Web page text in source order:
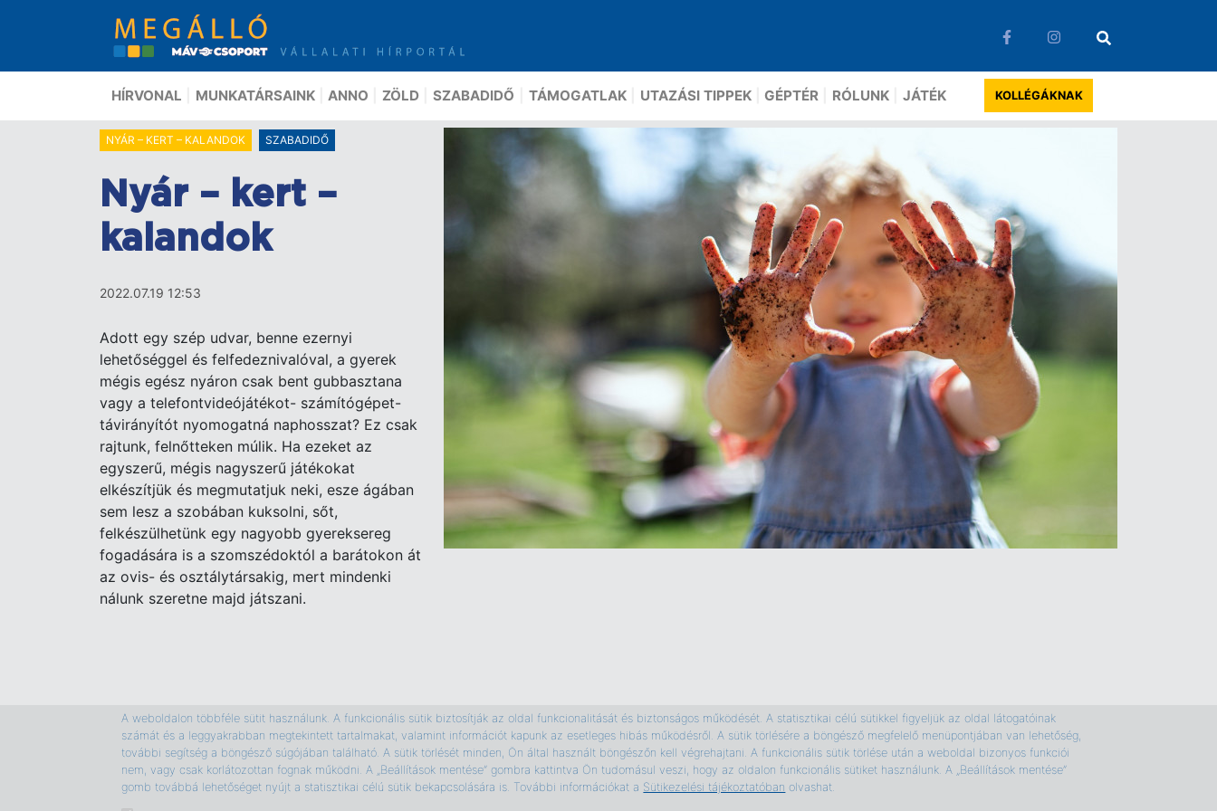
HÍRVONAL MUNKATÁRSAINK ANNO ZÖLD SZABADIDŐ TÁMOGATLAK UTAZÁSI TIPPEK GÉPTÉR RÓLUNK JÁTÉK KOLLÉGÁKNAK
NYÁR – KERT – KALANDOK SZABADIDŐ
Nyár – kert –
kalandok
2022.07.19 12:53
Adott egy szép udvar, benne ezernyi
lehetőséggel és felfedeznivalóval, a gyerek
mégis egész nyáron csak bent gubbasztana
vagy a telefontvideójátékot- számítógépet-
távirányítót nyomogatná naphosszat? Ez csak
rajtunk, felnőtteken múlik. Ha ezeket az
egyszerű, mégis nagyszerű játékokat
elkészítjük és megmutatjuk neki, esze ágában
sem lesz a szobában kuksolni, sőt,
felkészülhetünk egy nagyobb gyereksereg
fogadására is a szomszédoktól a barátokon át
az ovis- és osztálytársakig, mert mindenki
nálunk szeretne majd játszani.
A weboldalon többféle sütit használunk. A funkcionális sütik biztosítják az oldal funkcionalitását és biztonságos működését. A statisztikai célú sütikkel figyeljük az oldal látogatóinak
számát és a leggyakrabban megtekintett tartalmakat, valamint információt kapunk az esetleges hibás működésről. A sütik törlésére a böngésző megfelelő menüpontjában van lehetőség,
további segítség a böngésző súgójában található. A sütik törlését minden, Ön által használt böngészőn kell végrehajtani. A funkcionális sütik törlése után a weboldal bizonyos funkciói
nem, vagy csak korlátozottan fognak működni. A „Beállítások mentése” gombra kattintva Ön tudomásul veszi, hogy az oldalon funkcionális sütiket használunk. A „Beállítások mentése”
gomb továbbá lehetőséget nyújt a statisztikai célú sütik bekapcsolására is. További információkat a Sütikezelési tájékoztatóban olvashat.